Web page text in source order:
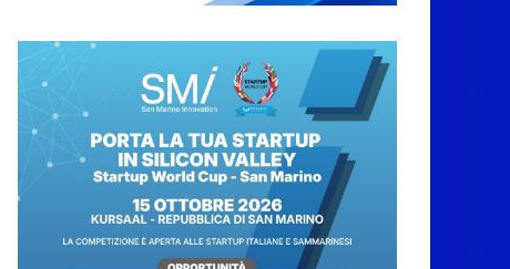
Protezione Civile San
Marino. Incendi
boschivi: attivazione
della fase preliminare
di preallarme, dal 3 al
9 agosto
6 Agosto 2026